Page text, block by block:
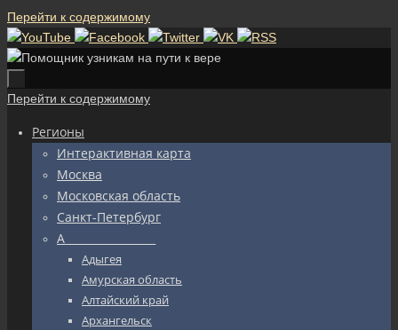
Перейти к содержимому
Перейти к содержимому
Регионы
Интерактивная карта
Москва
Московская область
Санкт-Петербург
А_________________
Адыгея
Амурская область
Алтайский край
Архангельск